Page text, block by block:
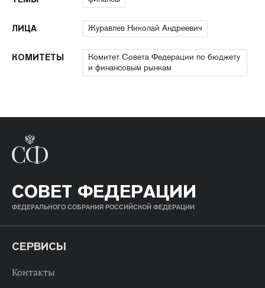
ЛИЦА Журавлев Николай Андреевич
КОМИТЕТЫ
Комитет Совета Федерации по бюджету
и финансовым рынкам
СОВЕТ ФЕДЕРАЦИИ
ФЕДЕРАЛЬНОГО СОБРАНИЯ РОССИЙСКОЙ ФЕДЕРАЦИИ
СЕРВИСЫ
Контакты